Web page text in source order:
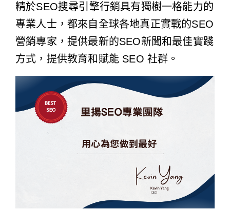
精於SEO搜尋引擎行銷具有獨樹一格能力的
專業人士，都來自全球各地真正實戰的SEO
營銷專家，提供最新的SEO新聞和最佳實踐
方式，提供教育和賦能 SEO 社群。